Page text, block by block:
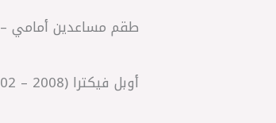
طقم مساعدين أمامي – BOGE تركي
أوبل فيكترا C (2002 – 2008)